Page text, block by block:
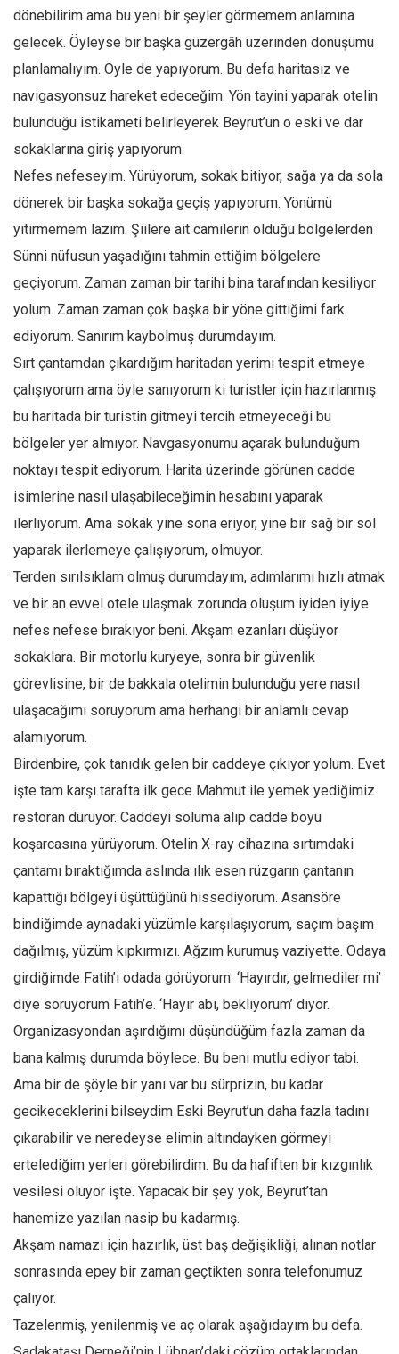
Kategoriler
Kültür Sanat
Kitap
Karisi kitap sualleri
7 soruda bu hafta
Ekonomi
Spor
Manzara
Türkiye
Siyaset
Dünya
Avrupa
Asya
Afrika
İslam Dünyası
Amerika
Tarih
Düşünce
Dosyalar
dönebilirim ama bu yeni bir şeyler görmemem anlamına
gelecek. Öyleyse bir başka güzergâh üzerinden dönüşümü
planlamalıyım. Öyle de yapıyorum. Bu defa haritasız ve
navigasyonsuz hareket edeceğim. Yön tayini yaparak otelin
bulunduğu istikameti belirleyerek Beyrut’un o eski ve dar
sokaklarına giriş yapıyorum.
Nefes nefeseyim. Yürüyorum, sokak bitiyor, sağa ya da sola
dönerek bir başka sokağa geçiş yapıyorum. Yönümü
yitirmemem lazım. Şiilere ait camilerin olduğu bölgelerden
Sünni nüfusun yaşadığını tahmin ettiğim bölgelere
geçiyorum. Zaman zaman bir tarihi bina tarafından kesiliyor
yolum. Zaman zaman çok başka bir yöne gittiğimi fark
ediyorum. Sanırım kaybolmuş durumdayım.
Sırt çantamdan çıkardığım haritadan yerimi tespit etmeye
çalışıyorum ama öyle sanıyorum ki turistler için hazırlanmış
bu haritada bir turistin gitmeyi tercih etmeyeceği bu
bölgeler yer almıyor. Navgasyonumu açarak bulunduğum
noktayı tespit ediyorum. Harita üzerinde görünen cadde
isimlerine nasıl ulaşabileceğimin hesabını yaparak
ilerliyorum. Ama sokak yine sona eriyor, yine bir sağ bir sol
yaparak ilerlemeye çalışıyorum, olmuyor.
Terden sırılsıklam olmuş durumdayım, adımlarımı hızlı atmak
ve bir an evvel otele ulaşmak zorunda oluşum iyiden iyiye
nefes nefese bırakıyor beni. Akşam ezanları düşüyor
sokaklara. Bir motorlu kuryeye, sonra bir güvenlik
görevlisine, bir de bakkala otelimin bulunduğu yere nasıl
ulaşacağımı soruyorum ama herhangi bir anlamlı cevap
alamıyorum.
Birdenbire, çok tanıdık gelen bir caddeye çıkıyor yolum. Evet
işte tam karşı tarafta ilk gece Mahmut ile yemek yediğimiz
restoran duruyor. Caddeyi soluma alıp cadde boyu
koşarcasına yürüyorum. Otelin X-ray cihazına sırtımdaki
çantamı bıraktığımda aslında ılık esen rüzgarın çantanın
kapattığı bölgeyi üşüttüğünü hissediyorum. Asansöre
bindiğimde aynadaki yüzümle karşılaşıyorum, saçım başım
dağılmış, yüzüm kıpkırmızı. Ağzım kurumuş vaziyette. Odaya
girdiğimde Fatih’i odada görüyorum. ‘Hayırdır, gelmediler mi’
diye soruyorum Fatih’e. ‘Hayır abi, bekliyorum’ diyor.
Organizasyondan aşırdığımı düşündüğüm fazla zaman da
bana kalmış durumda böylece. Bu beni mutlu ediyor tabi.
Ama bir de şöyle bir yanı var bu sürprizin, bu kadar
gecikeceklerini bilseydim Eski Beyrut’un daha fazla tadını
çıkarabilir ve neredeyse elimin altındayken görmeyi
ertelediğim yerleri görebilirdim. Bu da hafiften bir kızgınlık
vesilesi oluyor işte. Yapacak bir şey yok, Beyrut’tan
hanemize yazılan nasip bu kadarmış.
Akşam namazı için hazırlık, üst baş değişikliği, alınan notlar
sonrasında epey bir zaman geçtikten sonra telefonumuz
çalıyor.
Tazelenmiş, yenilenmiş ve aç olarak aşağıdayım bu defa.